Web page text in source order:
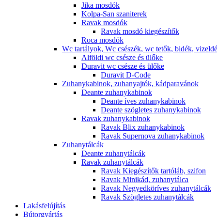
Jika mosdók
Kolpa-San szaniterek
Ravak mosdók
Ravak mosdó kiegészítők
Roca mosdók
Wc tartályok, Wc csészék, wc tetők, bidék,
Alföldi wc csésze és ülőke
Duravit wc csésze és ülőke
Duravit D-Code
Zuhanykabinok, zuhanyajtók, kádparavánok
Deante zuhanykabinok
Deante íves zuhanykabinok
Deante szögletes zuhanykabinok
Ravak zuhanykabinok
Ravak Blix zuhanykabinok
Ravak Supernova zuhanykabinok
Zuhanytálcák
Deante zuhanytálcák
Ravak zuhanytálcák
Ravak Kiegészítők tartóláb, szifon
Ravak Minikád, zuhanytálca
Ravak Negyedköríves zuhanytálcák
Ravak Szögletes zuhanytálcák
Lakásfelújítás
Bútorgyártás